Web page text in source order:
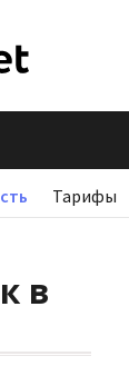
Тарифы
в